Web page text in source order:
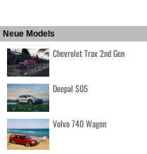
Neue Models
Chevrolet Trax 2nd Gen
Deepal S05
Volvo 740 Wagon